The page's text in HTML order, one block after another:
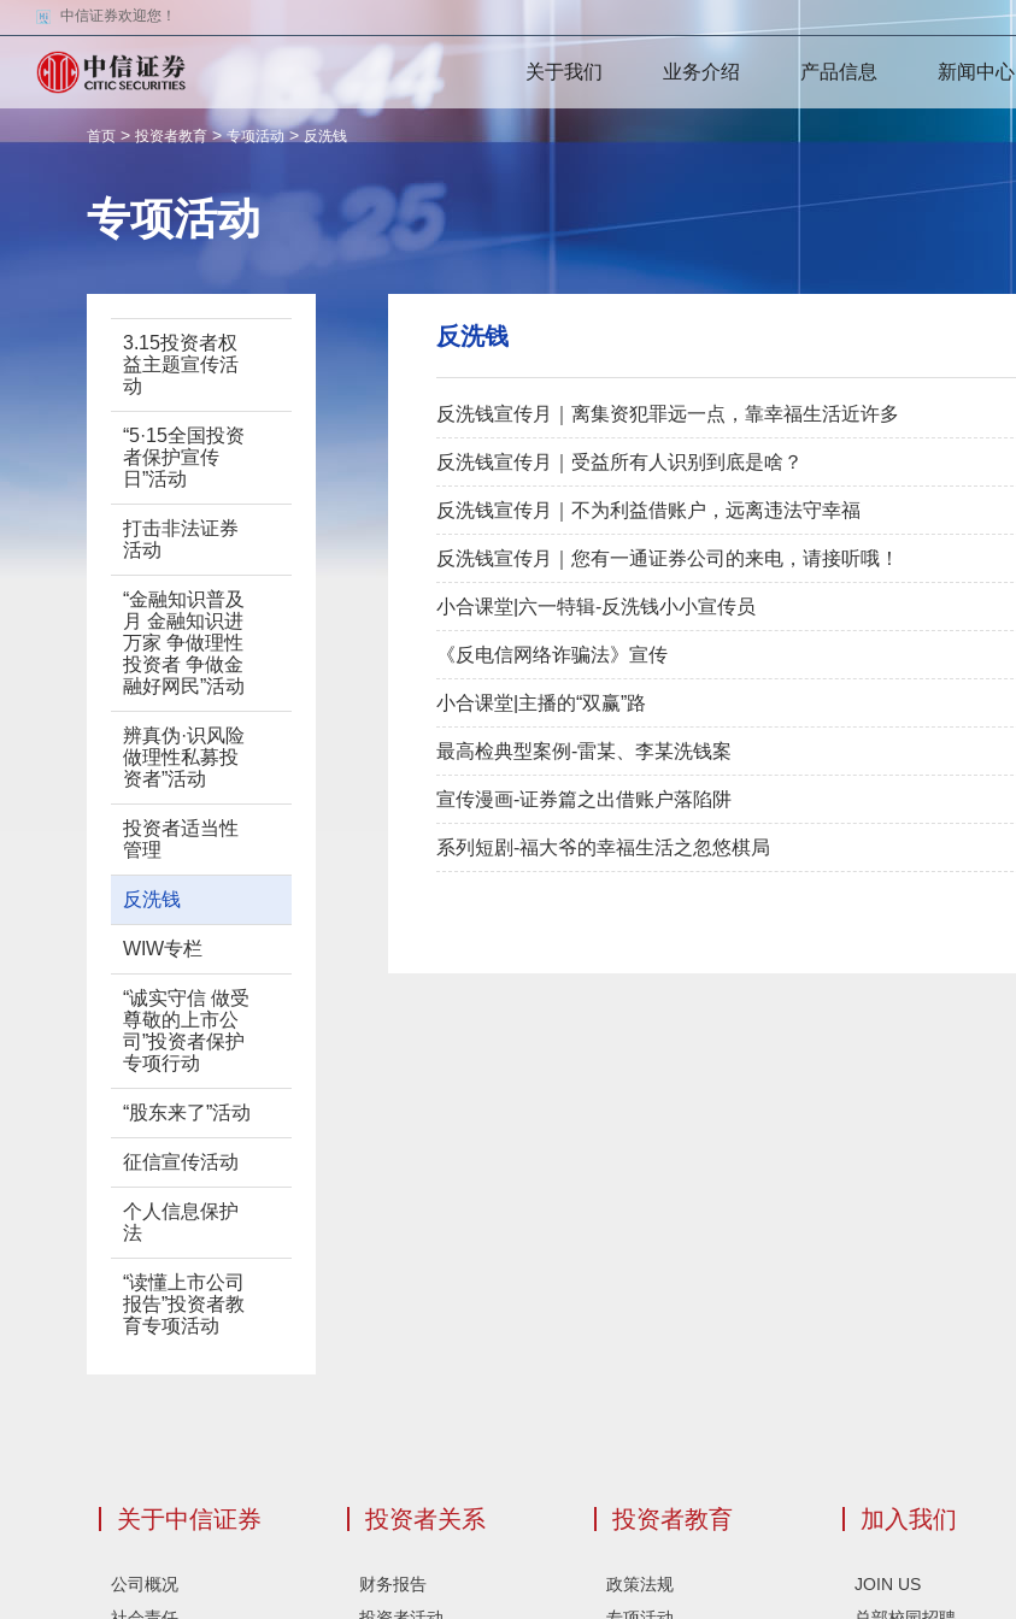
中信证券欢迎您！
关于我们 业务介绍 产品信息 新闻中心
首页 > 投资者教育>专项活动> 反洗钱
专项活动
3.15投资者权
益主题宣传活
动
“5·15全国投资
者保护宣传
日”活动
打击非法证券
活动
“金融知识普及
月 金融知识进
万家 争做理性
投资者 争做金
融好网民”活动
辨真伪·识风险
做理性私募投
资者”活动
投资者适当性
管理
反洗钱
WIW专栏
“诚实守信 做受
尊敬的上市公
司”投资者保护
专项行动
“股东来了”活动
征信宣传活动
个人信息保护
法
“读懂上市公司
报告”投资者教
育专项活动
反洗钱
反洗钱宣传月｜离集资犯罪远一点，靠幸福生活近许多
反洗钱宣传月｜受益所有人识别到底是啥？
反洗钱宣传月｜不为利益借账户，远离违法守幸福
反洗钱宣传月｜您有一通证券公司的来电，请接听哦！
小合课堂|六一特辑-反洗钱小小宣传员
《反电信网络诈骗法》宣传
小合课堂|主播的“双赢”路
最高检典型案例-雷某、李某洗钱案
宣传漫画-证券篇之出借账户落陷阱
系列短剧-福大爷的幸福生活之忽悠棋局
关于中信证券
公司概况
投资者关系
财务报告
投资者教育
政策法规
加入我们
JOIN US